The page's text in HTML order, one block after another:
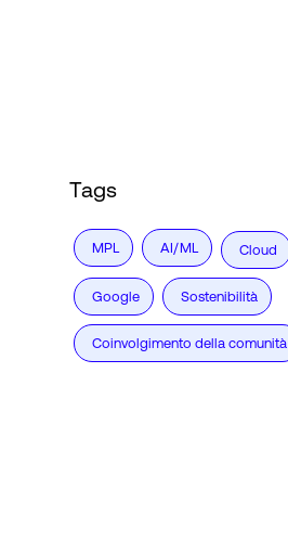
Tags
MPL AI/ML Cloud
Google Sostenibilità
Coinvolgimento della comunità